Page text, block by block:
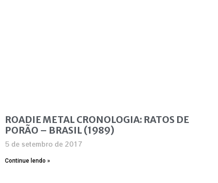
ROADIE METAL CRONOLOGIA: RATOS DE
PORÃO – BRASIL (1989)
5 de setembro de 2017
Continue lendo »